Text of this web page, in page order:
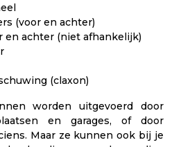
(voor en achter)
en achter (niet afhankelijk)
(claxon)
worden uitgevoerd door
en garages, of door
Maar ze kunnen ook bij je